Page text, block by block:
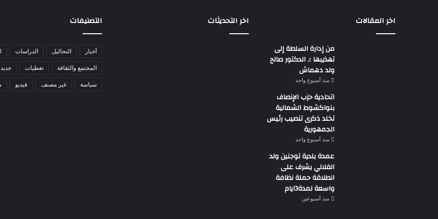
اخر المقالات
من إدارة السلطة إلى
تهذيبها ؛. الدكتور صالح
ولد دهماش
منذ أسبوع واحد
اتحادية حزب الإنصاف
بنواكشوط الشمالية
تخلد ذكرى تنصيب رئيس
الجمهورية
منذ أسبوع واحد
عمدة بلدية توجنين ولد
الفلالي يشرف على
انطلاقة حملة نظافة
واسعة لمدة3ايام
منذ أسبوعين
اخر التحديثات التصنيفات
أخبار التحاليل الدراسات
المجتمع والثقافة تغطيات جديد
سياسة غير مصنف فيديو